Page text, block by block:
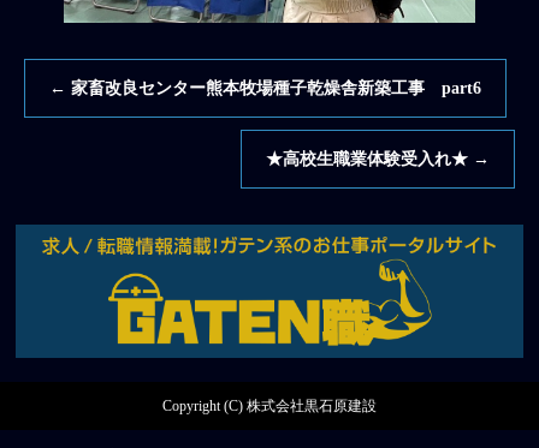
← 家畜改良センター熊本牧場種子乾燥舎新築工事 part6
★高校生職業体験受入れ★ →
Copyright (C) 株式会社黒石原建設